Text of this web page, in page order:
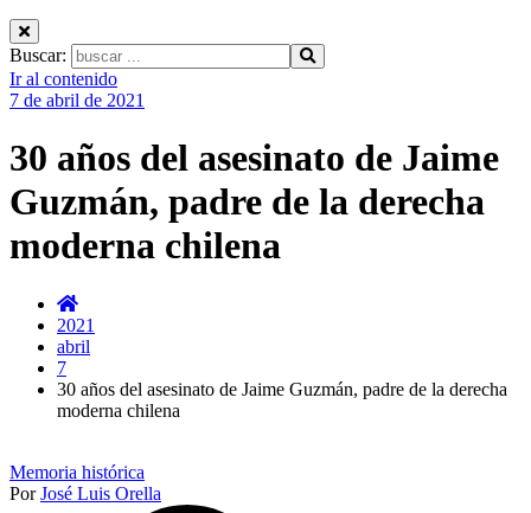
Buscar:
Ir al contenido
7 de abril de 2021
30 años del asesinato de Jaime
Guzmán, padre de la derecha
moderna chilena
2021
abril
7
30 años del asesinato de Jaime Guzmán, padre de la derecha
moderna chilena
Memoria histórica
PorJosé Luis Orella